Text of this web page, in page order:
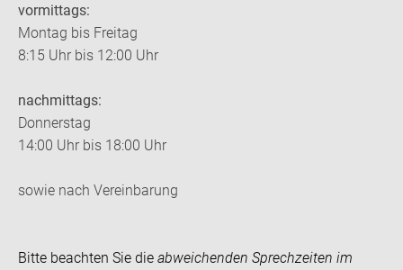
vormittags:
Montag bis Freitag
8:15 Uhr bis 12:00 Uhr
nachmittags:
Donnerstag
14:00 Uhr bis 18:00 Uhr
sowie nach Vereinbarung
Bitte beachten Sie die abweichenden Sprechzeiten im